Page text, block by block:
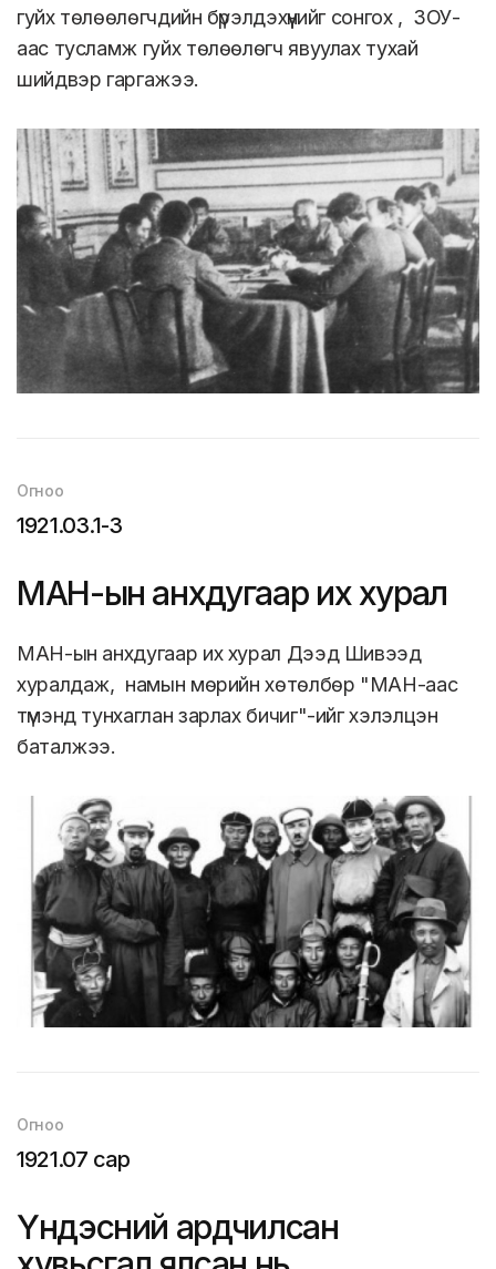
гуйх төлөөлөгчдийн бүрэлдэхүүнийг сонгох , ЗОУ-
аас тусламж гуйх төлөөлөгч явуулах тухай
шийдвэр гаргажээ.
Огноо
1921.03.1-3
МАН-ын анхдугаар их хурал
МАН-ын анхдугаар их хурал Дээд Шивээд
хуралдаж, намын мөрийн хөтөлбөр "МАН-аас
түмэнд тунхаглан зарлах бичиг"-ийг хэлэлцэн
баталжээ.
Огноо
1921.07 сар
Үндэсний ардчилсан